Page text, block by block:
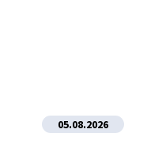
05.08.2026